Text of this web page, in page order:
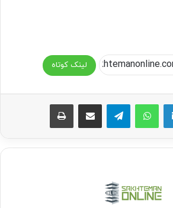
لینک کوتاه
واتس آپ تلگرام اشتراک گذاری از طریق ایمیل چاپ